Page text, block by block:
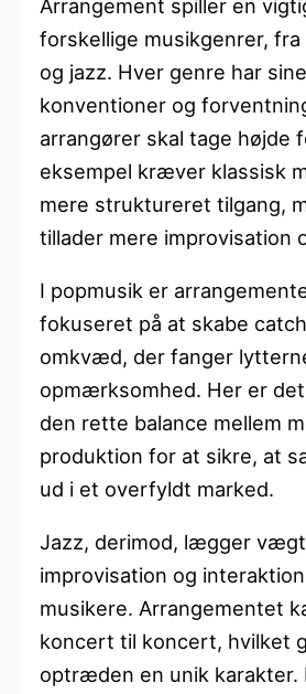
Arrangement spiller en
forskellige musikgenrer, fra
og jazz. Hver genre har
konventioner og
arrangører skal tage højde
eksempel kræver klassisk
mere struktureret tilgang,
tillader mere improvisation
I popmusik er
fokuseret på at skabe
omkvæd, der fanger
opmærksomhed. Her er
den rette balance mellem
produktion for at sikre, at
ud i et overfyldt marked.
Jazz, derimod, lægger
improvisation og
musikere. Arrangementet
koncert til koncert, hvilket
optræden en unik karakter.